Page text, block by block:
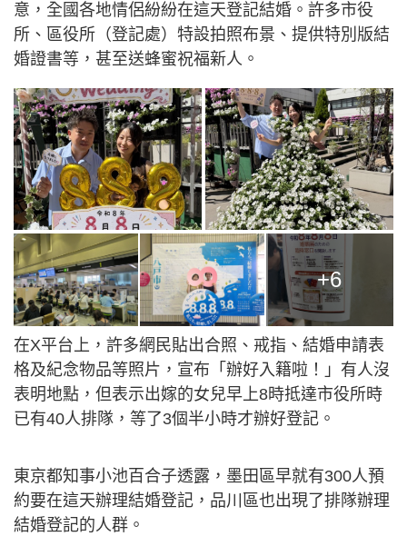
意，全國各地情侶紛紛在這天登記結婚。許多市役
所、區役所（登記處）特設拍照布景、提供特別版結
婚證書等，甚至送蜂蜜祝福新人。
+6
在X平台上，許多網民貼出合照、戒指、結婚申請表
格及紀念物品等照片，宣布「辦好入籍啦！」有人沒
表明地點，但表示出嫁的女兒早上8時抵達市役所時
已有40人排隊，等了3個半小時才辦好登記。
東京都知事小池百合子透露，墨田區早就有300人預
約要在這天辦理結婚登記，品川區也出現了排隊辦理
結婚登記的人群。